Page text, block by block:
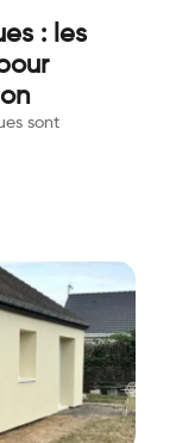
: les
sont